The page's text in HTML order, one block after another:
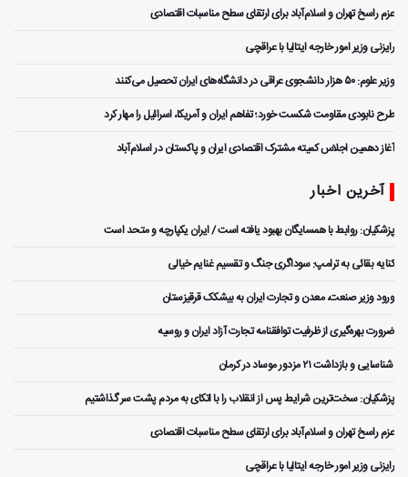
عزم راسخ تهران و اسلام‌آباد برای ارتقای سطح مناسبات اقتصادی
رایزنی وزیر امور خارجه ایتالیا با عراقچی
وزیر علوم: ۵۰ هزار دانشجوی عراقی در دانشگاه‌های ایران تحصیل می‌کنند
طرح نابودی مقاومت شکست خورد؛ تفاهم ایران و آمریکا، اسرائیل را مهار کرد
آغاز دهمین اجلاس کمیته مشترک اقتصادی ایران و پاکستان در اسلام‌آباد
آخرین اخبار
پزشکیان: روابط با همسایگان بهبود یافته است / ایران یکپارچه و متحد است
کنایه بقائی به ترامپ: سوداگری جنگ و تقسیم غنایم خیالی
ورود وزیر صنعت، معدن و تجارت ایران به بیشکک قرقیزستان
ضرورت بهره‌گیری از ظرفیت توافقنامه تجارت آزاد ایران و روسیه
️ شناسایی و بازداشت ۲۱ مزدور موساد در کرمان
پزشکیان: سخت‌ترین شرایط پس از انقلاب را با اتکای به مردم پشت سر گذاشتیم
عزم راسخ تهران و اسلام‌آباد برای ارتقای سطح مناسبات اقتصادی
رایزنی وزیر امور خارجه ایتالیا با عراقچی